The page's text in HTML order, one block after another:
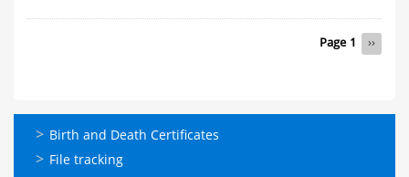
Page 1
Next
››
ഓണ്‍ലൈന്‍
സേവനങ്ങള്‍
Birth and Death Certificates
File tracking